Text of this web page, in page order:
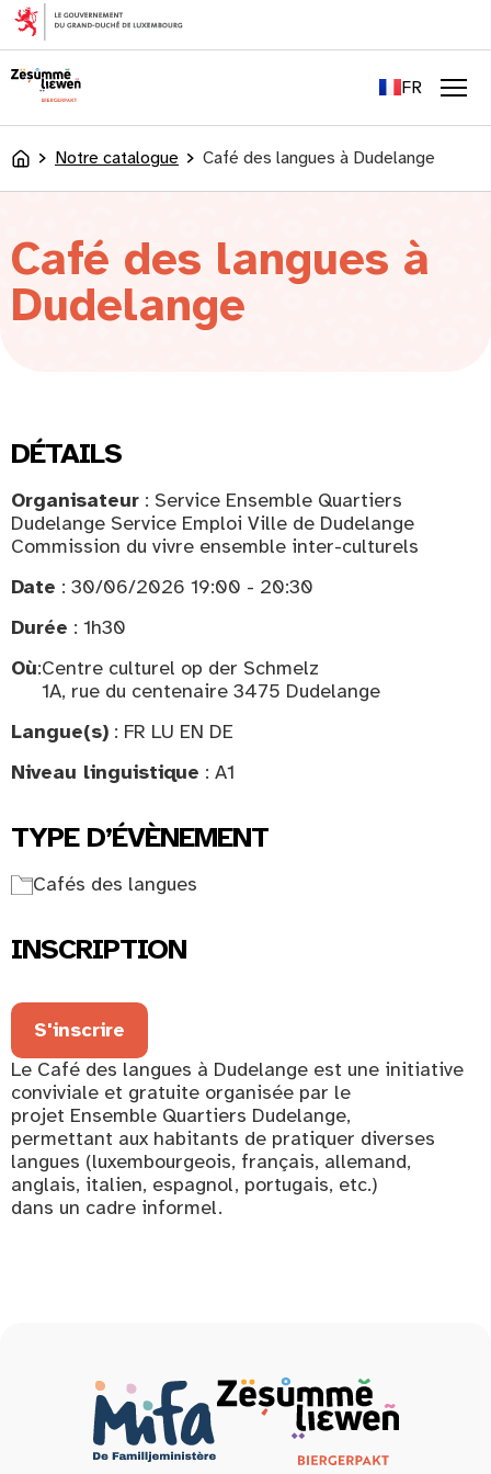
principal
FR
LU
AccueilNotre catalogue Café des langues à Dudelange
Café des langues à
Dudelange
DÉTAILS
Organisateur : Service Ensemble Quartiers
Dudelange Service Emploi Ville de Dudelange
Commission du vivre ensemble inter-culturels
Date : 30/06/2026 19:00 - 20:30
Durée : 1h30
Où:Centre culturel op der Schmelz
1A, rue du centenaire 3475 Dudelange
Langue(s) : FR LU EN DE
Niveau linguistique : A1
TYPE D’ÉVÈNEMENT
Cafés des langues
INSCRIPTION
S'inscrire
Le Café des langues à Dudelange est une initiative
conviviale et gratuite organisée par le
projet Ensemble Quartiers Dudelange,
permettant aux habitants de pratiquer diverses
langues (luxembourgeois, français, allemand,
anglais, italien, espagnol, portugais, etc.)
dans un cadre informel.